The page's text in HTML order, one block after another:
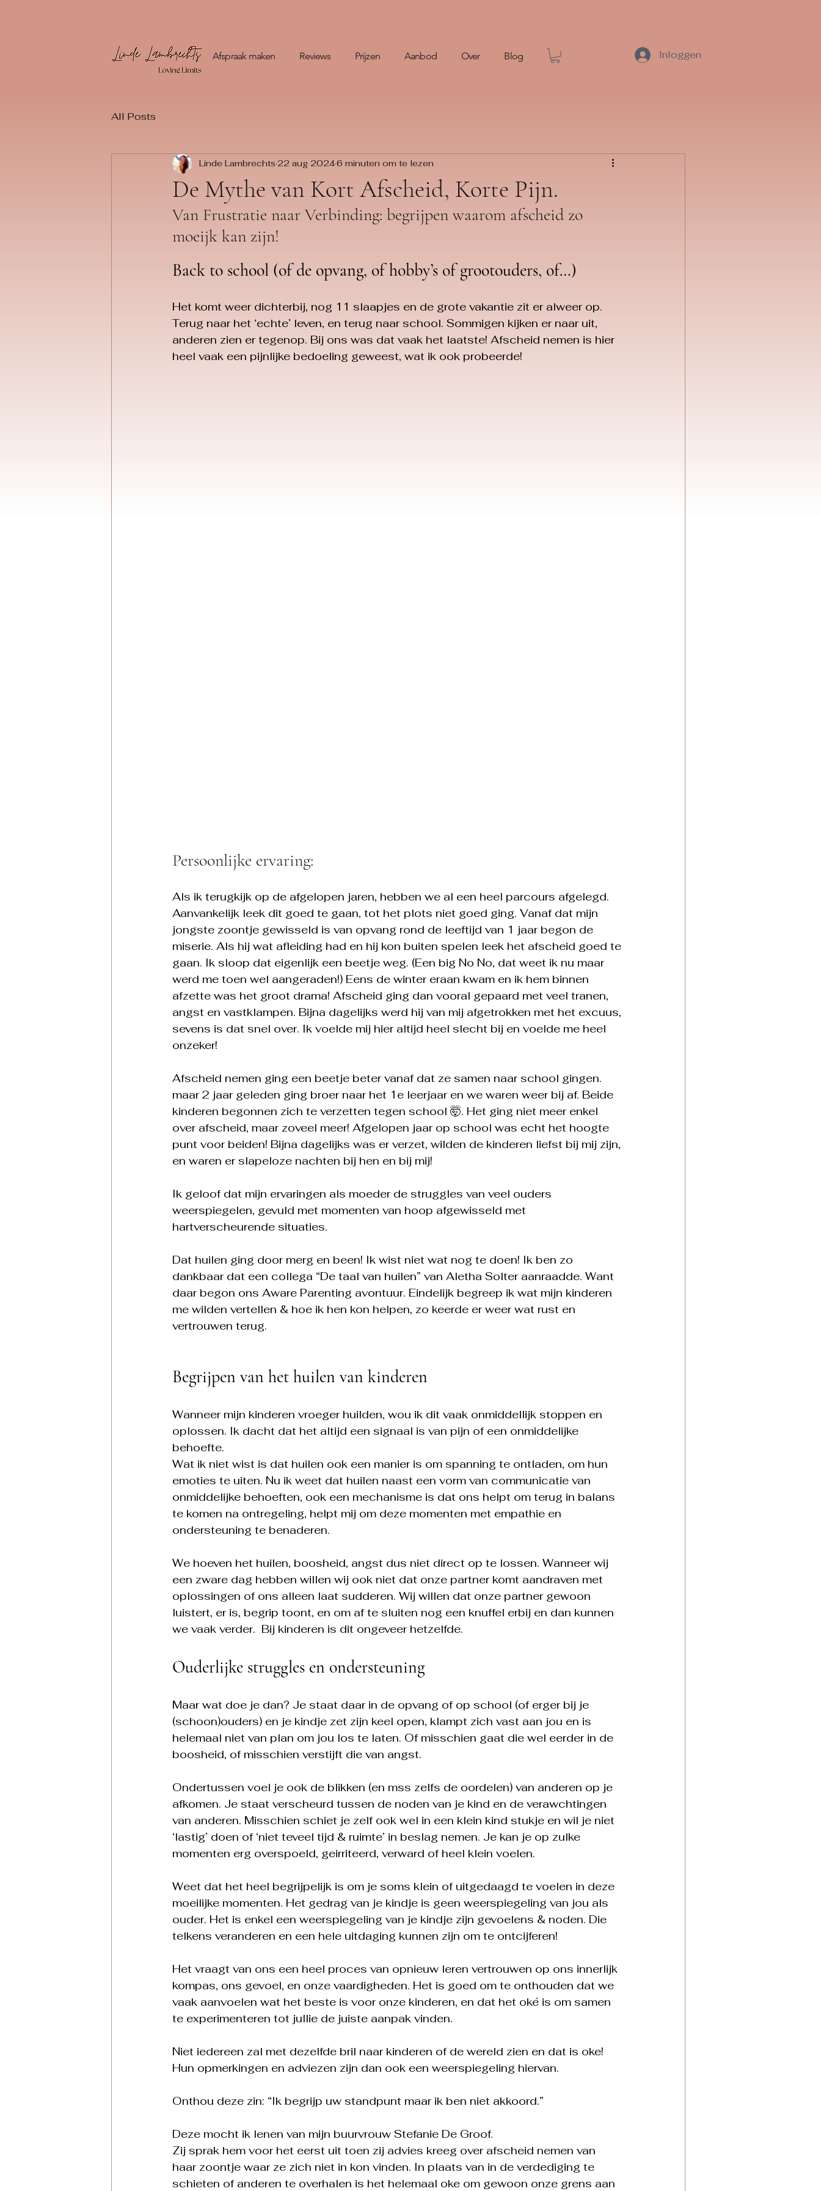
Afspraak maken Reviews Prijzen Aanbod Over Blog Inloggen
All Posts
De Mythe van Kort Afscheid, Korte Pijn.
Linde Lambrechts 22 aug 20246 minuten om te lezen
Van Frustratie naar Verbinding: begrijpen waarom afscheid zo
moeijk kan zijn!
Back to school (of de opvang, of hobby’s of grootouders, of…)
Het komt weer dichterbij, nog 11 slaapjes en de grote vakantie zit er alweer op.
Terug naar het ‘echte’ leven, en terug naar school. Sommigen kijken er naar uit,
anderen zien er tegenop. Bij ons was dat vaak het laatste! Afscheid nemen is hier
heel vaak een pijnlijke bedoeling geweest, wat ik ook probeerde!
Persoonlijke ervaring:
Als ik terugkijk op de afgelopen jaren, hebben we al een heel parcours afgelegd.
Aanvankelijk leek dit goed te gaan, tot het plots niet goed ging. Vanaf dat mijn
jongste zoontje gewisseld is van opvang rond de leeftijd van 1 jaar begon de
miserie. Als hij wat afleiding had en hij kon buiten spelen leek het afscheid goed te
gaan. Ik sloop dat eigenlijk een beetje weg. (Een big No No, dat weet ik nu maar
werd me toen wel aangeraden!) Eens de winter eraan kwam en ik hem binnen
afzette was het groot drama! Afscheid ging dan vooral gepaard met veel tranen,
angst en vastklampen. Bijna dagelijks werd hij van mij afgetrokken met het excuus,
sevens is dat snel over. Ik voelde mij hier altijd heel slecht bij en voelde me heel
onzeker!
Afscheid nemen ging een beetje beter vanaf dat ze samen naar school gingen.
maar 2 jaar geleden ging broer naar het 1e leerjaar en we waren weer bij af. Beide
kinderen begonnen zich te verzetten tegen school 🤯. Het ging niet meer enkel
over afscheid, maar zoveel meer! Afgelopen jaar op school was echt het hoogte
punt voor beiden! Bijna dagelijks was er verzet, wilden de kinderen liefst bij mij zijn,
en waren er slapeloze nachten bij hen en bij mij!
Ik geloof dat mijn ervaringen als moeder de struggles van veel ouders
weerspiegelen, gevuld met momenten van hoop afgewisseld met
hartverscheurende situaties.
Dat huilen ging door merg en been! Ik wist niet wat nog te doen! Ik ben zo
dankbaar dat een collega “De taal van huilen” van Aletha Solter aanraadde. Want
daar begon ons Aware Parenting avontuur. Eindelijk begreep ik wat mijn kinderen
me wilden vertellen & hoe ik hen kon helpen, zo keerde er weer wat rust en
vertrouwen terug.
Begrijpen van het huilen van kinderen
Wanneer mijn kinderen vroeger huilden, wou ik dit vaak onmiddellijk stoppen en
oplossen. Ik dacht dat het altijd een signaal is van pijn of een onmiddelijke
behoefte.
Wat ik niet wist is dat huilen ook een manier is om spanning te ontladen, om hun
emoties te uiten. Nu ik weet dat huilen naast een vorm van communicatie van
onmiddelijke behoeften, ook een mechanisme is dat ons helpt om terug in balans
te komen na ontregeling, helpt mij om deze momenten met empathie en
ondersteuning te benaderen.
We hoeven het huilen, boosheid, angst dus niet direct op te lossen. Wanneer wij
een zware dag hebben willen wij ook niet dat onze partner komt aandraven met
oplossingen of ons alleen laat sudderen. Wij willen dat onze partner gewoon
luistert, er is, begrip toont, en om af te sluiten nog een knuffel erbij en dan kunnen
we vaak verder.  Bij kinderen is dit ongeveer hetzelfde.
Ouderlijke struggles en ondersteuning
Maar wat doe je dan? Je staat daar in de opvang of op school (of erger bij je
(schoon)ouders) en je kindje zet zijn keel open, klampt zich vast aan jou en is
helemaal niet van plan om jou los te laten. Of misschien gaat die wel eerder in de
boosheid, of misschien verstijft die van angst.
Ondertussen voel je ook de blikken (en mss zelfs de oordelen) van anderen op je
afkomen. Je staat verscheurd tussen de noden van je kind en de verawchtingen
van anderen. Misschien schiet je zelf ook wel in een klein kind stukje en wil je niet
‘lastig’ doen of ‘niet teveel tijd & ruimte’ in beslag nemen. Je kan je op zulke
momenten erg overspoeld, geirriteerd, verward of heel klein voelen.
Weet dat het heel begrijpelijk is om je soms klein of uitgedaagd te voelen in deze
moeilijke momenten. Het gedrag van je kindje is geen weerspiegeling van jou als
ouder. Het is enkel een weerspiegeling van je kindje zijn gevoelens & noden. Die
telkens veranderen en een hele uitdaging kunnen zijn om te ontcijferen!
Het vraagt van ons een heel proces van opnieuw leren vertrouwen op ons innerlijk
kompas, ons gevoel, en onze vaardigheden. Het is goed om te onthouden dat we
vaak aanvoelen wat het beste is voor onze kinderen, en dat het oké is om samen
te experimenteren tot jullie de juiste aanpak vinden.
Niet iedereen zal met dezelfde bril naar kinderen of de wereld zien en dat is oke!
Hun opmerkingen en adviezen zijn dan ook een weerspiegeling hiervan.
Onthou deze zin: “Ik begrijp uw standpunt maar ik ben niet akkoord.”
Deze mocht ik lenen van mijn buurvrouw Stefanie De Groof.
Zij sprak hem voor het eerst uit toen zij advies kreeg over afscheid nemen van
haar zoontje waar ze zich niet in kon vinden. In plaats van in de verdediging te
schieten of anderen te overhalen is het helemaal oke om gewoon onze grens aan